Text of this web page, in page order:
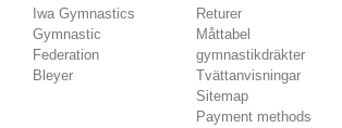
Iwa Gymnastics
Gymnastic
Federation
Bleyer
Returer
Måttabel
gymnastikdräkter
Tvättanvisningar
Sitemap
Payment methods